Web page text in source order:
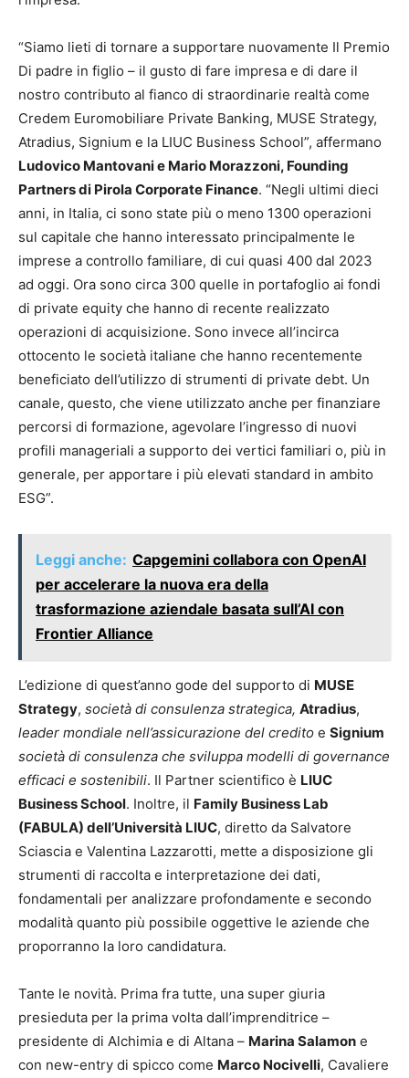
“Siamo lieti di tornare a supportare nuovamente Il Premio
Di padre in figlio – il gusto di fare impresa e di dare il
nostro contributo al fianco di straordinarie realtà come
Credem Euromobiliare Private Banking, MUSE Strategy,
Atradius, Signium e la LIUC Business School”, affermano
Ludovico Mantovani e Mario Morazzoni, Founding
Partners di Pirola Corporate Finance. “Negli ultimi dieci
anni, in Italia, ci sono state più o meno 1300 operazioni
sul capitale che hanno interessato principalmente le
imprese a controllo familiare, di cui quasi 400 dal 2023
ad oggi. Ora sono circa 300 quelle in portafoglio ai fondi
di private equity che hanno di recente realizzato
operazioni di acquisizione. Sono invece all’incirca
ottocento le società italiane che hanno recentemente
beneficiato dell’utilizzo di strumenti di private debt. Un
canale, questo, che viene utilizzato anche per finanziare
percorsi di formazione, agevolare l’ingresso di nuovi
profili manageriali a supporto dei vertici familiari o, più in
generale, per apportare i più elevati standard in ambito
ESG”.
Leggi anche: Capgemini collabora con OpenAI
per accelerare la nuova era della
trasformazione aziendale basata sull’AI con
Frontier Alliance
L’edizione di quest’anno gode del supporto di MUSE
Strategy, società di consulenza strategica, Atradius,
leader mondiale nell’assicurazione del credito e Signium
società di consulenza che sviluppa modelli di governance
efficaci e sostenibili. Il Partner scientifico è LIUC
Business School. Inoltre, il Family Business Lab
(FABULA) dell’Università LIUC, diretto da Salvatore
Sciascia e Valentina Lazzarotti, mette a disposizione gli
strumenti di raccolta e interpretazione dei dati,
fondamentali per analizzare profondamente e secondo
modalità quanto più possibile oggettive le aziende che
proporranno la loro candidatura.
Tante le novità. Prima fra tutte, una super giuria
presieduta per la prima volta dall’imprenditrice –
presidente di Alchimia e di Altana – Marina Salamon e
con new-entry di spicco come Marco Nocivelli, Cavaliere